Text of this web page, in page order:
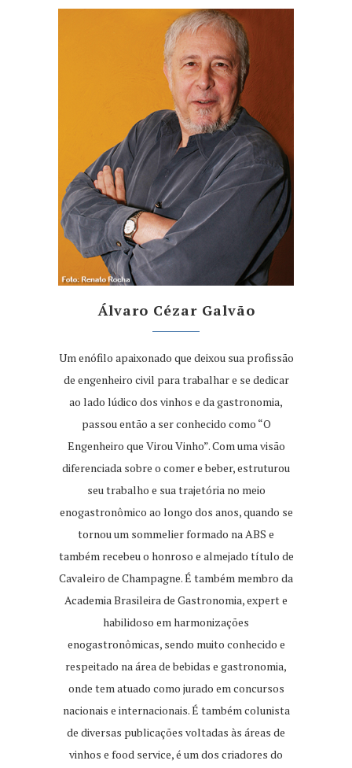
Álvaro Cézar Galvão
Um enófilo apaixonado que deixou sua profissão
de engenheiro civil para trabalhar e se dedicar
ao lado lúdico dos vinhos e da gastronomia,
passou então a ser conhecido como “O
Engenheiro que Virou Vinho”. Com uma visão
diferenciada sobre o comer e beber, estruturou
seu trabalho e sua trajetória no meio
enogastronômico ao longo dos anos, quando se
tornou um sommelier formado na ABS e
também recebeu o honroso e almejado título de
Cavaleiro de Champagne. É também membro da
Academia Brasileira de Gastronomia, expert e
habilidoso em harmonizações
enogastronômicas, sendo muito conhecido e
respeitado na área de bebidas e gastronomia,
onde tem atuado como jurado em concursos
nacionais e internacionais. É também colunista
de diversas publicações voltadas às áreas de
vinhos e food service, é um dos criadores do